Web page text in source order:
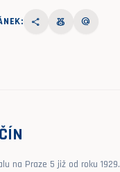
share social_leaderboard alternate_email
na Praze 5 již od roku 1929.